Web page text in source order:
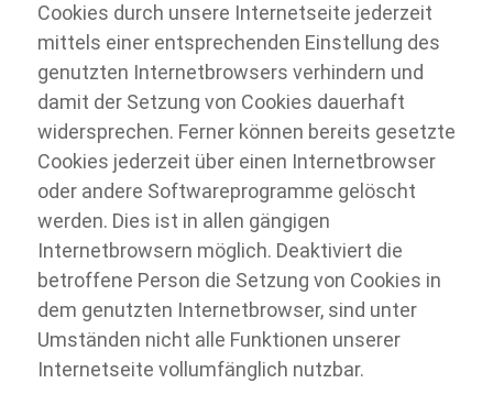
Cookies durch unsere Internetseite jederzeit
mittels einer entsprechenden Einstellung des
genutzten Internetbrowsers verhindern und
damit der Setzung von Cookies dauerhaft
widersprechen. Ferner können bereits gesetzte
Cookies jederzeit über einen Internetbrowser
oder andere Softwareprogramme gelöscht
werden. Dies ist in allen gängigen
Internetbrowsern möglich. Deaktiviert die
betroffene Person die Setzung von Cookies in
dem genutzten Internetbrowser, sind unter
Umständen nicht alle Funktionen unserer
Internetseite vollumfänglich nutzbar.